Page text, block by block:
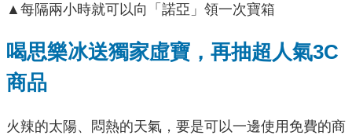
▲每隔兩小時就可以向「諾亞」領一次寶箱
喝思樂冰送獨家虛寶，再抽超人氣3C
商品
火辣的太陽、悶熱的天氣，要是可以一邊使用免費的商